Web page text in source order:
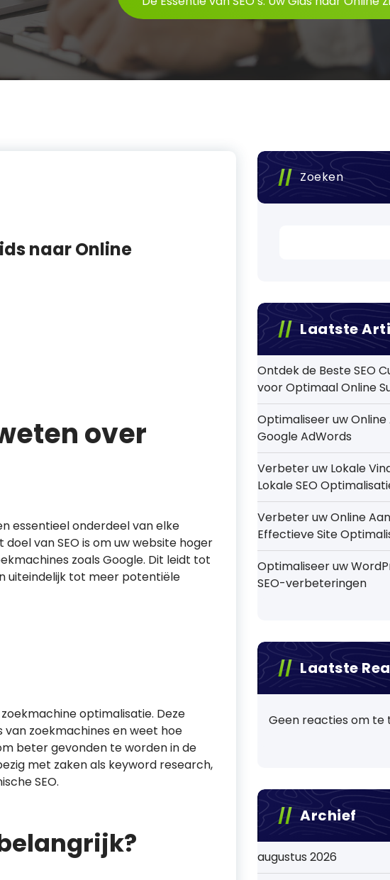
naar Online
over
essentieel onderdeel van elke
van SEO is om uw website hoger
zoals Google. Dit leidt tot
uiteindelijk tot meer potentiële
optimalisatie. Deze
zoekmachines en weet hoe
beter gevonden te worden in de
met zaken als keyword research,
SEO.
Zoeken
Laatste
Ontdek de Beste SEO
voor Optimaal Online
Optimaliseer uw
Google AdWords
Verbeter uw Lokale
Lokale SEO
Verbeter uw Online
Effectieve Site
Optimaliseer uw
SEO-verbeteringen
Laatste
Geen reacties om te
Archief
augustus 2026